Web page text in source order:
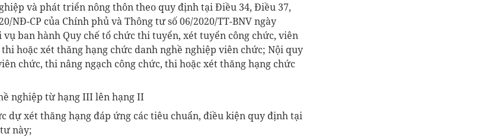
và phát triển nông thôn theo quy định tại Điều 34, Điều 37,
NĐ-CP của Chính phủ và Thông tư số 06/2020/TT-BNV ngày
vụ ban hành Quy chế tổ chức thi tuyển, xét tuyển công chức, viên
hoặc xét thăng hạng chức danh nghề nghiệp viên chức; Nội quy
chức, thi nâng ngạch công chức, thi hoặc xét thăng hạng chức
nghiệp từ hạng III lên hạng II
dự xét thăng hạng đáp ứng các tiêu chuẩn, điều kiện quy định tại
này;